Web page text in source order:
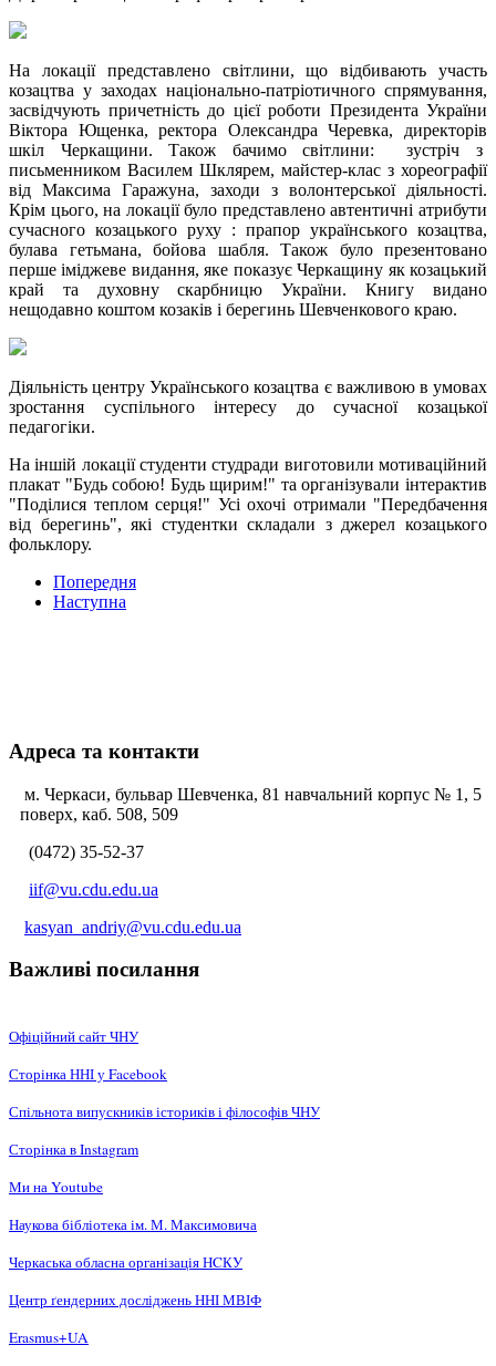
На локації представлено світлини, що відбивають участь
козацтва у заходах національно-патріотичного спрямування,
засвідчують причетність до цієї роботи Президента України
Віктора Ющенка, ректора Олександра Черевка, директорів
шкіл Черкащини. Також бачимо світлини: зустріч з
письменником Василем Шклярем, майстер-клас з хореографії
від Максима Гаражуна, заходи з волонтерської діяльності.
Крім цього, на локації було представлено автентичні атрибути
сучасного козацького руху : прапор українського козацтва,
булава гетьмана, бойова шабля. Також було презентовано
перше іміджеве видання, яке показує Черкащину як козацький
край та духовну скарбницю України. Книгу видано
нещодавно коштом козаків і берегинь Шевченкового краю.
Діяльність центру Українського козацтва є важливою в умовах
зростання суспільного інтересу до сучасної козацької
педагогіки.
На іншій локації студенти студради виготовили мотиваційний
плакат "Будь собою! Будь щирим!" та організували інтерактив
"Поділися теплом серця!" Усі охочі отримали "Передбачення
від берегинь", які студентки складали з джерел козацького
фольклору.
Попередня
Наступна
Адреса та контакти
м. Черкаси, бульвар Шевченка, 81 навчальний корпус № 1, 5
поверх, каб. 508, 509
(0472) 35-52-37
iif@vu.cdu.edu.ua
kasyan_andriy@vu.cdu.edu.ua
Важливі посилання
Офіційний сайт ЧНУ
Сторінка ННІ у Facebook
Спільнота випускників істориків і філософів ЧНУ
Сторінка в Instagram
Ми на Youtube
Наукова бібліотека ім. М. Максимовича
Черкаська обласна організація НCКУ
Центр ґендерних досліджень ННІ МВІФ
Erasmus+UA